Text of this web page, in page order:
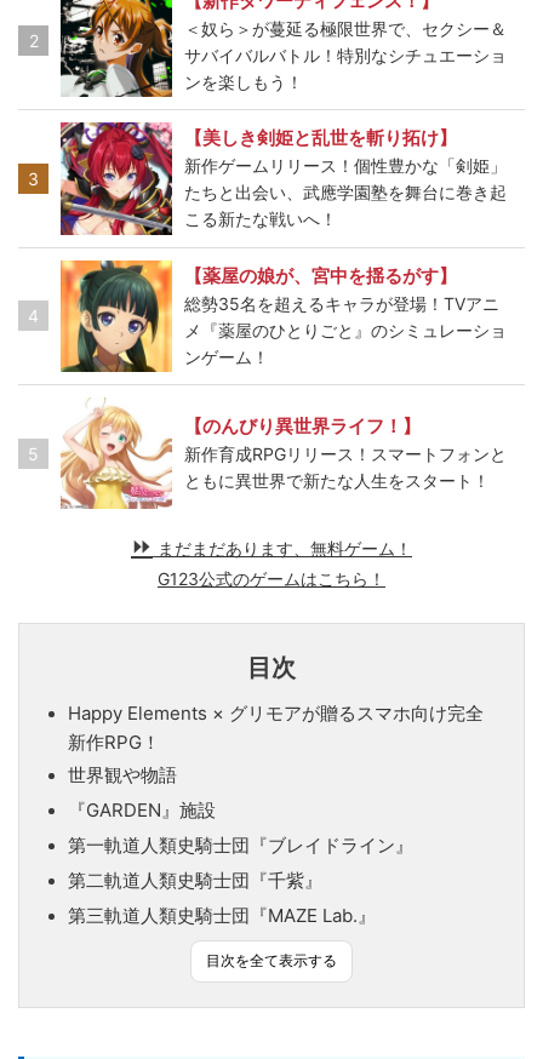
2
＜奴ら＞が蔓延る極限世界で、セクシー＆
サバイバルバトル！特別なシチュエーショ
ンを楽しもう！
3
【美しき剣姫と乱世を斬り拓け】
新作ゲームリリース！個性豊かな「剣姫」
たちと出会い、武應学園塾を舞台に巻き起
こる新たな戦いへ！
4
【薬屋の娘が、宮中を揺るがす】
総勢35名を超えるキャラが登場！TVアニ
メ『薬屋のひとりごと』のシミュレーショ
ンゲーム！
5
【のんびり異世界ライフ！】
新作育成RPGリリース！スマートフォンと
ともに異世界で新たな人生をスタート！
まだまだあります、無料ゲーム！
G123公式のゲームはこちら！
目次
Happy Elements × グリモアが贈るスマホ向け完全
新作RPG！
世界観や物語
『GARDEN』施設
第一軌道人類史騎士団『ブレイドライン』
第二軌道人類史騎士団『千紫』
第三軌道人類史騎士団『MAZE Lab.』
目次を全て表示する